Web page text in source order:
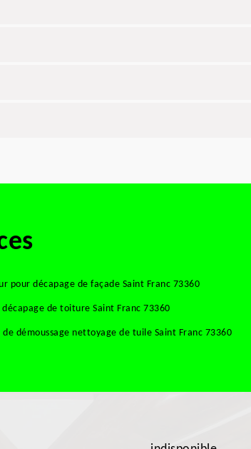
pour décapage de façade Saint Franc 73360
de toiture Saint Franc 73360
de démoussage nettoyage de tuile Saint Franc 73360